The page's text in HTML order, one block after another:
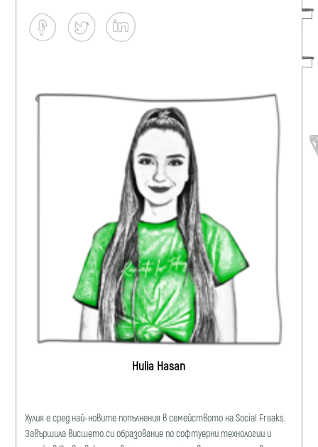
Hulia Hasan
Хулия е сред най-новите попълнения в семейството на Social Freaks.
Завършила висшето си образование по софтуерни технологии и